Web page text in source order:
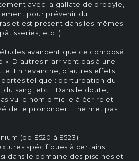
avec la gallate de propyle,
pour prévenir du
et est présent dans les mêmes
etc..).
avancent que ce composé
D’autres n’arrivent pas à une
En revanche, d’autres effets
tel que : perturbation du
sang, etc... Dans le doute,
vu le nom difficile à écrire et
de le prononcer. Il ne met pas
(de E520 à E523)
spécifiques à certains
dans le domaine des piscines et